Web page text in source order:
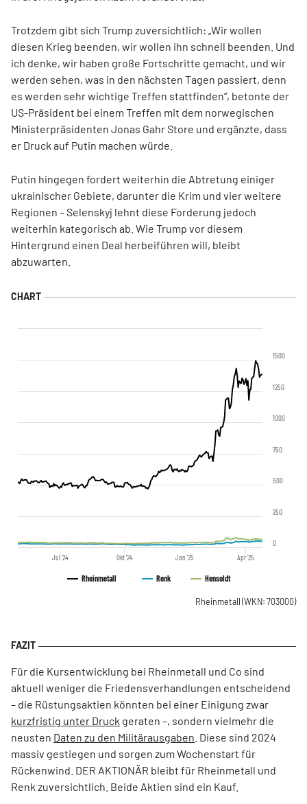
Trotzdem gibt sich Trump zuversichtlich: „Wir wollen
diesen Krieg beenden, wir wollen ihn schnell beenden. Und
ich denke, wir haben große Fortschritte gemacht, und wir
werden sehen, was in den nächsten Tagen passiert, denn
es werden sehr wichtige Treffen stattfinden“, betonte der
US-Präsident bei einem Treffen mit dem norwegischen
Ministerpräsidenten Jonas Gahr Store und ergänzte, dass
er Druck auf Putin machen würde.
Putin hingegen fordert weiterhin die Abtretung einiger
ukrainischer Gebiete, darunter die Krim und vier weitere
Regionen – Selenskyj lehnt diese Forderung jedoch
weiterhin kategorisch ab. Wie Trump vor diesem
Hintergrund einen Deal herbeiführen will, bleibt
abzuwarten.
Rheinmetall Renk Hensoldt
Jul '24 Jan '25
Okt '24 Apr '25
0
250
500
750
1000
1250
1500
Rheinmetall (WKN: 703000)
Für die Kursentwicklung bei Rheinmetall und Co sind
aktuell weniger die Friedensverhandlungen entscheidend
– die Rüstungsaktien könnten bei einer Einigung zwar
kurzfristig unter Druck geraten –, sondern vielmehr die
neusten Daten zu den Militärausgaben . Diese sind 2024
massiv gestiegen und sorgen zum Wochenstart für
Rückenwind. DER AKTIONÄR bleibt für Rheinmetall und
Renk zuversichtlich. Beide Aktien sind ein Kauf.